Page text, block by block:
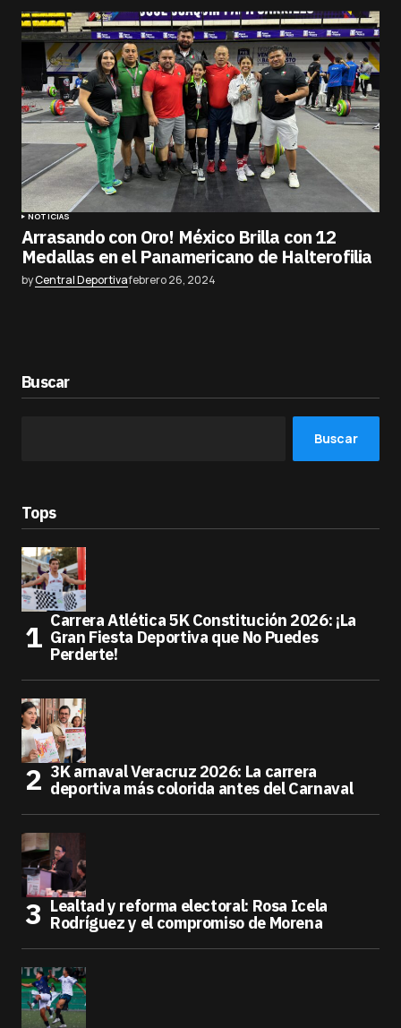
NOTICIAS
Arrasando con Oro! México Brilla con 12
Medallas en el Panamericano de Halterofilia
byCentral Deportivafebrero 26, 2024
Buscar
Buscar
Tops
Carrera Atlética 5K Constitución 2026: ¡La
Gran Fiesta Deportiva que No Puedes
Perderte!
3K arnaval Veracruz 2026: La carrera
deportiva más colorida antes del Carnaval
Lealtad y reforma electoral: Rosa Icela
Rodríguez y el compromiso de Morena